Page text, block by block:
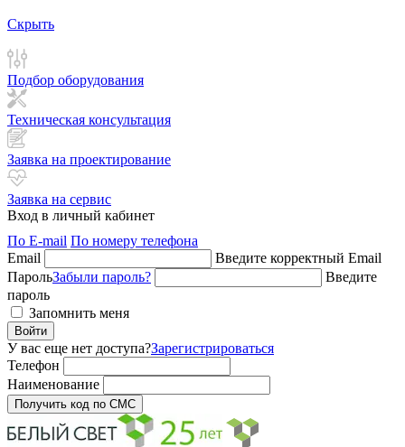
Скрыть
Подбор оборудования
Техническая консультация
Заявка на проектирование
Заявка на сервис
Вход в личный кабинет
По E-mail По номеру телефона
Email
Введите корректный Email
ПарольЗабыли пароль?
Введите
пароль
Запомнить меня
Войти
У вас еще нет доступа?Зарегистрироваться
Телефон
Наименование
Получить код по СМС